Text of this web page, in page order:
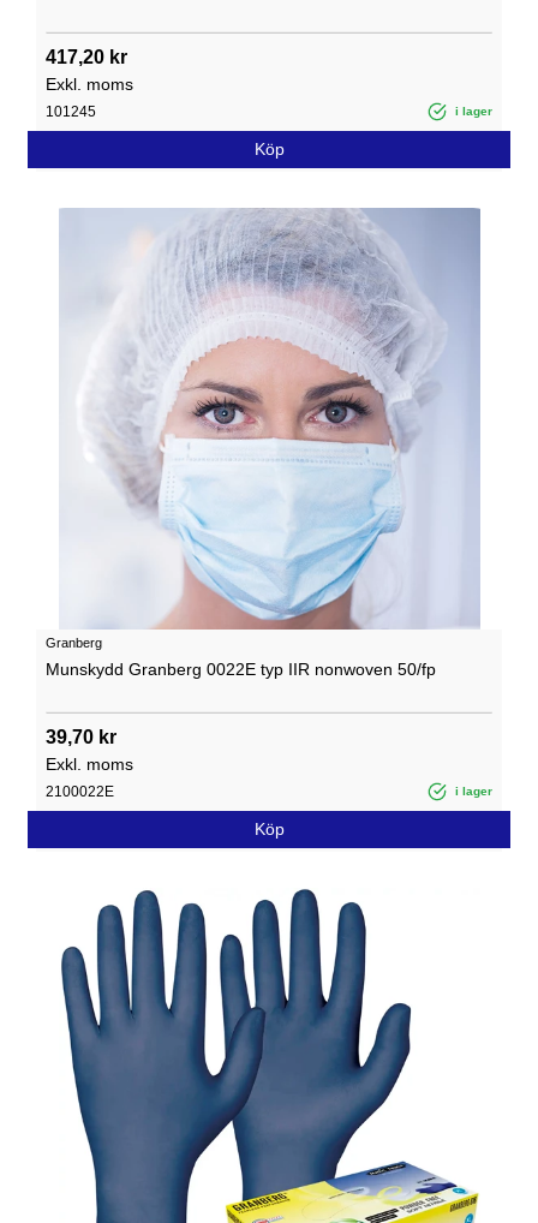
417,20 kr
Exkl. moms
101245 i lager
Köp
Granberg
Munskydd Granberg 0022E typ IIR nonwoven 50/fp
39,70 kr
Exkl. moms
2100022E i lager
Köp